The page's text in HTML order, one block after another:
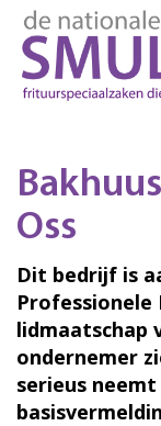
Oss
Dit bedrijf is
lidmaatschap
ondernemer
serieus